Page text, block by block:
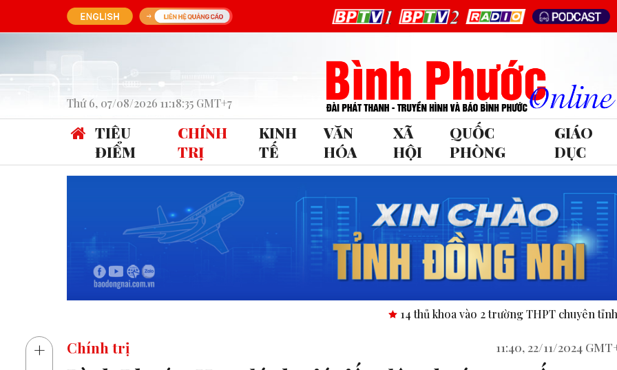
Thứ 6, 07/08/2026 11:18:35 GMT+7
TIÊU
ĐIỂM
CHÍNH
TRỊ
KINH
TẾ
VĂN
HÓA
XÃ
HỘI
QUỐC
PHÒNG
GIÁO
DỤC
14 thủ khoa vào 2 trường THPT chuyên tỉnh Bình Phước. Công bố nghị
+ Chính trị 11:40, 22/11/2024